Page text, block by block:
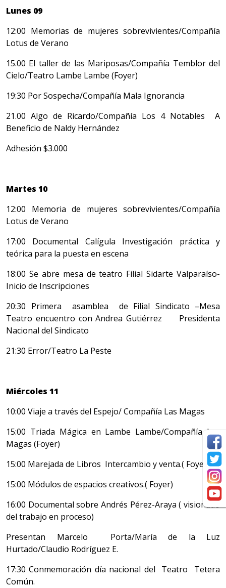
Lunes 09
12:00 Memorias de mujeres sobrevivientes/Compañía
Lotus de Verano
15.00 El taller de las Mariposas/Compañía Temblor del
Cielo/Teatro Lambe Lambe (Foyer)
19:30 Por Sospecha/Compañía Mala Ignorancia
21.00 Algo de Ricardo/Compañía Los 4 Notables A
Beneficio de Naldy Hernández
Adhesión $3.000
Martes 10
12:00 Memoria de mujeres sobrevivientes/Compañía
Lotus de Verano
17:00 Documental Calígula Investigación práctica y
teórica para la puesta en escena
18:00 Se abre mesa de teatro Filial Sidarte Valparaíso-
Inicio de Inscripciones
20:30 Primera asamblea de Filial Sindicato –Mesa
Teatro encuentro con Andrea Gutiérrez Presidenta
Nacional del Sindicato
21:30 Error/Teatro La Peste
Miércoles 11
10:00 Viaje a través del Espejo/ Compañía Las Magas
15:00 Triada Mágica en Lambe Lambe/Compañía Las
Magas (Foyer)
15:00 Marejada de Libros Intercambio y venta.( Foyer)
15:00 Módulos de espacios creativos.( Foyer)
16:00 Documental sobre Andrés Pérez-Araya ( visionado
del trabajo en proceso)
Presentan Marcelo Porta/María de la Luz
Hurtado/Claudio Rodríguez E.
17:30 Conmemoración día nacional del Teatro Tetera
Común.